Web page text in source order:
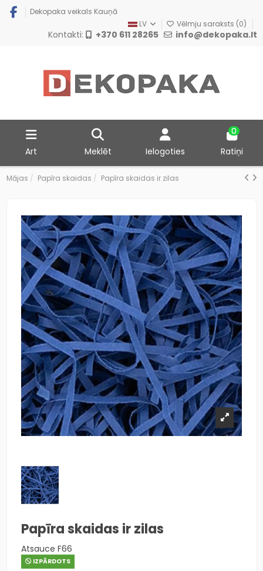
Dekopaka veikals Kauņā
LV
Vēlmju saraksts (0)
Kontakti: +370 611 28265 info@dekopaka.lt
Art Meklēt Ielogoties
0
Ratiņi
Mājas Papīra skaidas Papīra skaidas ir zilas
Papīra skaidas ir zilas
Atsauce F66
IZPĀRDOTS